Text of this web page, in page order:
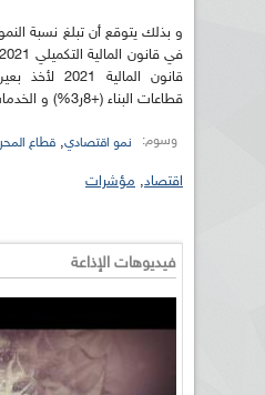
قانون المالية
قطاعات البناء (+8ر3%) و الخدمات التجارية (+6ر3%)".
وسوم: نمو اقتصادي, قطاع
اقتصاد, مؤشرات
فيديوهات الإذاعة